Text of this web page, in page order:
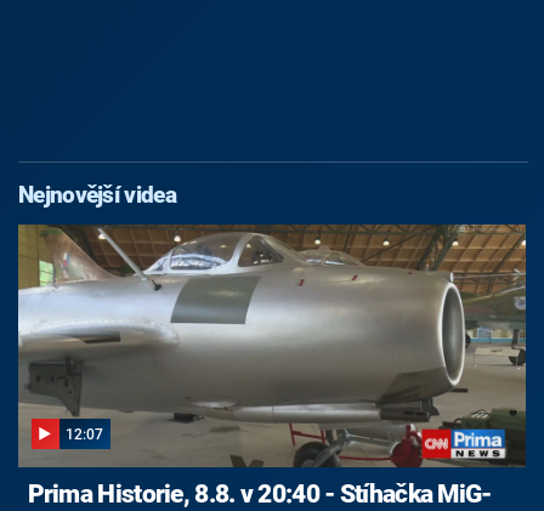
Nejnovější videa
12:07
Prima Historie, 8.8. v 20:40 - Stíhačka MiG-